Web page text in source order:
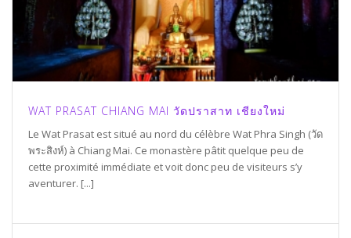
WAT PRASAT CHIANG MAI วัดปราสาท เชียงใหม่
Le Wat Prasat est situé au nord du célèbre Wat Phra Singh (วัด
พระสิงห์) à Chiang Mai. Ce monastère pâtit quelque peu de
cette proximité immédiate et voit donc peu de visiteurs s’y
aventurer. [...]